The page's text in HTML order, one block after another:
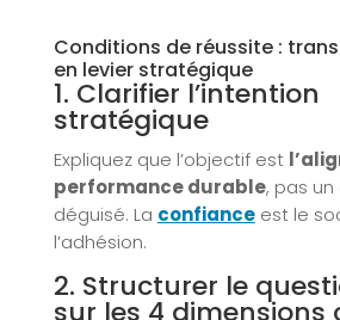
Conditions de réussite :
en levier stratégique
1. Clarifier l’intention
stratégique
Expliquez que l’objectif est
performance durable, pas un
déguisé. La confianceest le
l’adhésion.
2. Structurer le
sur les 4 dimensions